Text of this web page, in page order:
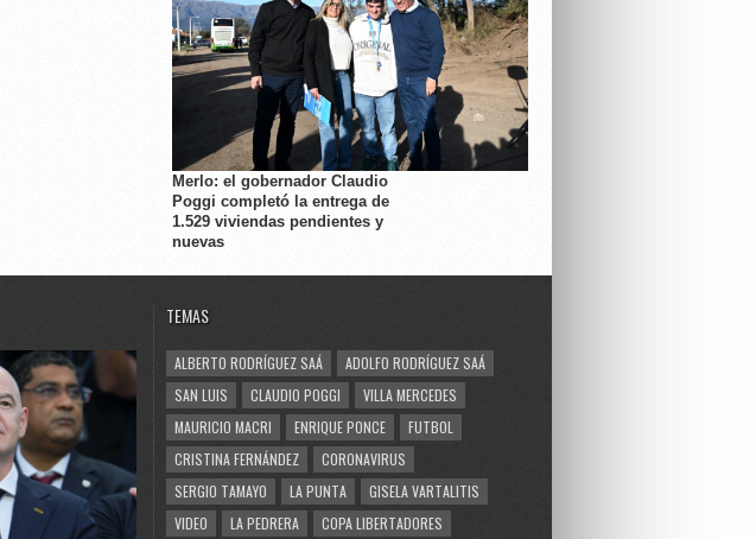
Merlo: el gobernador Claudio
Poggi completó la entrega de
1.529 viviendas pendientes y
nuevas
TEMAS
ALBERTO RODRÍGUEZ SAÁ
ADOLFO RODRÍGUEZ SAÁ
SAN LUIS
CLAUDIO POGGI
VILLA MERCEDES
MAURICIO MACRI
ENRIQUE PONCE
FUTBOL
CRISTINA FERNÁNDEZ
CORONAVIRUS
SERGIO TAMAYO
LA PUNTA
GISELA VARTALITIS
VIDEO
LA PEDRERA
COPA LIBERTADORES